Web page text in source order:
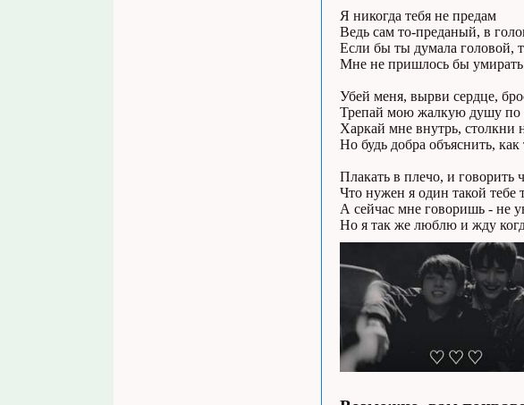
Я никогда тебя не предам
Ведь сам то-преданый, в
Если бы ты думала головой,
Мне не пришлось бы
Убей меня, вырви сердце,
Трепай мою жалкую душу по
Харкай мне внутрь, столкни
Но будь добра объяснить, как
Плакать в плечо, и говорить
Что нужен я один такой тебе
А сейчас мне говоришь - не
Но я так же люблю и жду